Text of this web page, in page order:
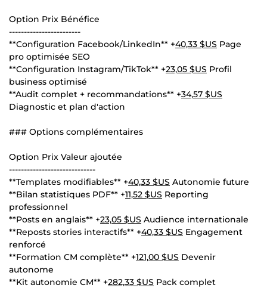
Option Prix Bénéfice
------------------------
**Configuration Facebook/LinkedIn** +40,33 $US Page
pro optimisée SEO
**Configuration Instagram/TikTok** +23,05 $US Profil
business optimisé
**Audit complet + recommandations** +34,57 $US
Diagnostic et plan d'action
### Options complémentaires
Option Prix Valeur ajoutée
-----------------------------
**Templates modifiables** +40,33 $US Autonomie future
**Bilan statistiques PDF** +11,52 $US Reporting
professionnel
**Posts en anglais** +23,05 $US Audience internationale
**Reposts stories interactifs** +40,33 $US Engagement
renforcé
**Formation CM complète** +121,00 $US Devenir
autonome
**Kit autonomie CM** +282,33 $US Pack complet